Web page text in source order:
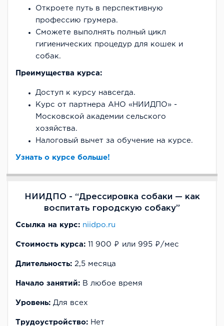
Откроете путь в перспективную
профессию грумера.
Сможете выполнять полный цикл
гигиенических процедур для кошек и
собак.
Преимущества курса:
Доступ к курсу навсегда.
Курс от партнера АНО «НИИДПО» -
Московской академии сельского
хозяйства.
Налоговый вычет за обучение на курсе.
Узнать о курсе больше!
НИИДПО - “Дрессировка собаки — как
воспитать городскую собаку”
Ссылка на курс: niidpo.ru
Стоимость курса: 11 900 ₽ или 995 ₽/мес
Длительность: 2,5 месяца
Начало занятий: В любое время
Уровень: Для всех
Трудоустройство: Нет